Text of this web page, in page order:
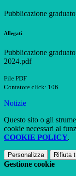
Pubblicazione
Allegati
Pubblicazione
2024.pdf
File PDF
Contatore click: 106
Notizie
Questo sito o gli
cookie necessari al
COOKIE POLICY.
Personalizza Rifiuta
Gestione cookie